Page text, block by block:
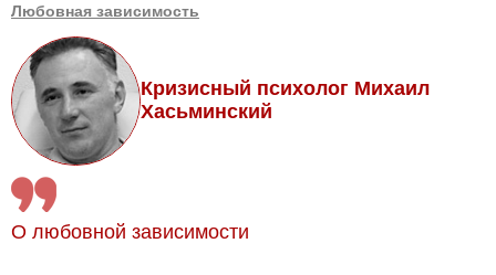
Любовная зависимость
Кризисный психолог Михаил
Хасьминский
О любовной зависимости